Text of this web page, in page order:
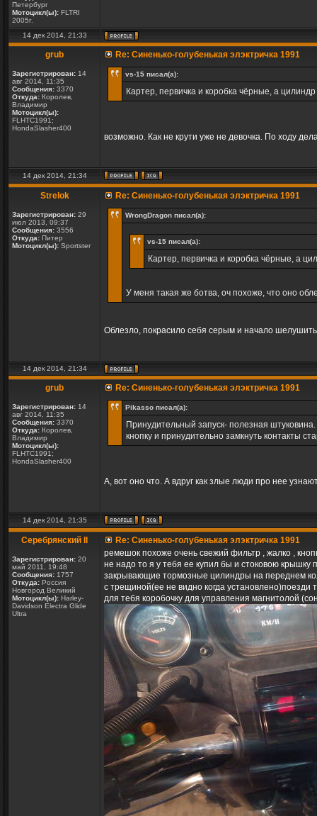
Петербург
Мотоцикл(ы): FLTRI
2005г.
14 дек 2014, 21:33
grub
Зарегистрирован: 14
авг 2014, 11:35
Сообщения: 3370
Откуда: Королев,
Владимир
Мотоцикл(ы):
FLHTC1991;
HondaSlasher400
Re: Синенько-голубенькая элэктричка 1991
vs-15 писал(а):
Картер, первичка и коробка чёрные, а
возможно. Как не крути уже не девочка. По ходу
14 дек 2014, 21:34
Strelok
Зарегистрирован: 29
июл 2013, 09:37
Сообщения: 3556
Откуда: Питер
Мотоцикл(ы): Sportster
Re: Синенько-голубенькая элэктричка 1991
WrongDragon писал(а):
vs-15 писал(а):
Картер, первичка и коробка чёрные, а
У меня такая же ботва, оч похоже, что оно
Облезло, покрасило себя серым и начало
14 дек 2014, 21:34
grub
Зарегистрирован: 14
авг 2014, 11:35
Сообщения: 3370
Откуда: Королев,
Владимир
Мотоцикл(ы):
FLHTC1991;
HondaSlasher400
Re: Синенько-голубенькая элэктричка 1991
Pikasso писал(а):
Принудительный запуск- полезная
кнопку и принудительно замкнуть контакты
А, вот оно что. А вдруг как злые люди про нее
14 дек 2014, 21:35
Серебрянский II
Зарегистрирован: 20
май 2011, 19:48
Сообщения: 1757
Откуда: Россия
Новгород Великий
Мотоцикл(ы): Harley-
Davidson Electra Glide
Ultra
Re: Синенько-голубенькая элэктричка 1991
ремешок похоже очень свежий фильтр , жалко ,
не надо то я у тебя ее купил бы и стоковою
закрывающие тормозные цилиндры на переднем
с трещиной(ее не видно когда
для тебя коробочку для управления магнитолой